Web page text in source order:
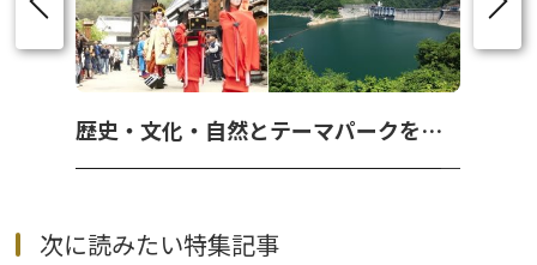
歴史・文化・自然とテーマパークを楽しめる大満喫プラン
次に読みたい特集記事